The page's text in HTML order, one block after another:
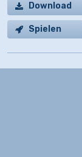
Download
Spielen